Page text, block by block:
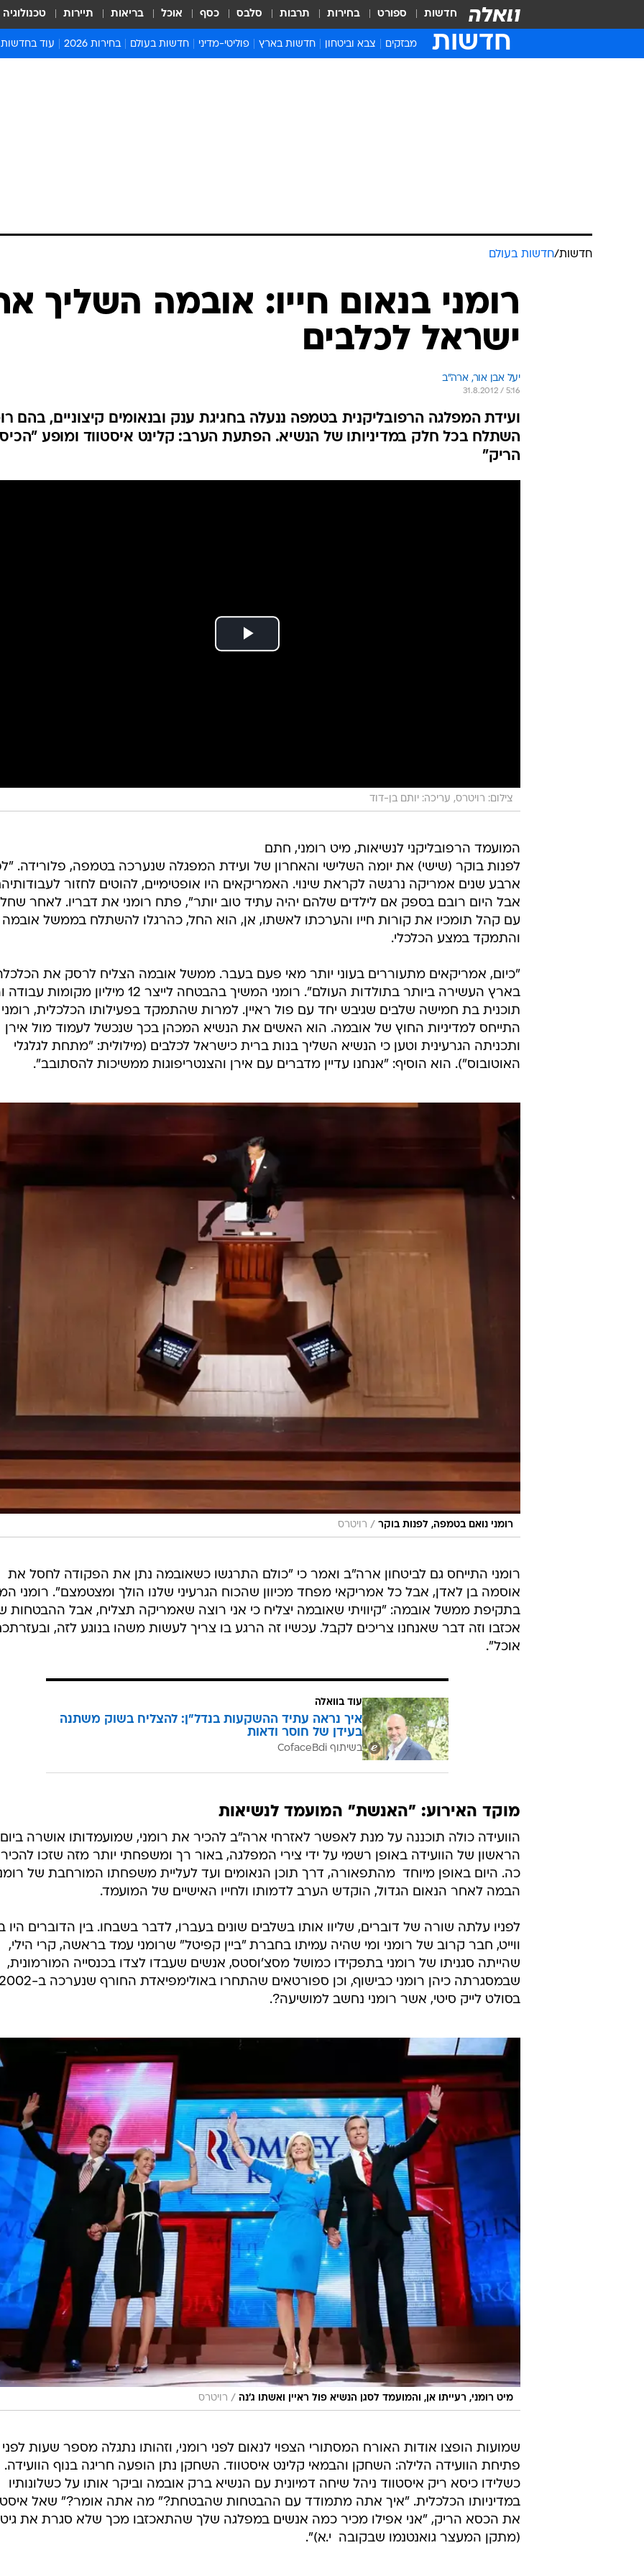
חדשות ספורט בחירות תרבות סלבס כסף אוכל בריאות תיירות טכנולוגיה
חדשות מבזקים צבא וביטחון חדשות בארץ פוליטי-מדיני חדשות בעולם בחירות 2026 עוד בחדשות
חדשות
חדשות/חדשות בעולם
רומני בנאום חייו: אובמה השליך
ישראל לכלבים
יעל אבן אור, ארה"ב
31.8.2012 / 5:16
ועידת המפלגה הרפובליקנית בטמפה ננעלה בחגיגת ענק ובנאומים קיצוניים, בהם
השתלח בכל חלק במדיניותו של הנשיא. הפתעת הערב: קלינט איסטווד ומופע
הריק"
צילום: רויטרס, עריכה: יותם בן-דוד
המועמד הרפובליקני לנשיאות, מיט רומני, חתם
לפנות בוקר (שישי) את יומה השלישי והאחרון של ועידת המפגלה שנערכה בטמפה, פלורידה.
ארבע שנים אמריקה נרגשה לקראת שינוי. האמריקאים היו אופטימיים, להוטים לחזור
אבל היום רובם בספק אם לילדים שלהם יהיה עתיד טוב יותר", פתח רומני את דבריו. לאחר
עם קהל תומכיו את קורות חייו והערכתו לאשתו, אן, הוא החל, כהרגלו להשתלח בממשל אובמה
והתמקד במצע הכלכלי.
"כיום, אמריקאים מתעוררים בעוני יותר מאי פעם בעבר. ממשל אובמה הצליח לרסק את
בארץ העשירה ביותר בתולדות העולם". רומני המשיך בהבטחה לייצר 12 מיליון
תוכנית בת חמישה שלבים שגיבש יחד עם פול ראיין. למרות שהתמקד בפעילותו הכלכלית,
התייחס למדיניות החוץ של אובמה. הוא האשים את הנשיא המכהן בכך שנכשל לעמוד מול אירן
ותכניתה הגרעינית וטען כי הנשיא השליך בנות ברית כישראל לכלבים (מילולית: "מתחת לגלגלי
האוטובוס"). הוא הוסיף: "אנחנו עדיין מדברים עם אירן והצנטריפוגות ממשיכות להסתובב".
רומני נואם בטמפה, לפנות בוקר / רויטרס
רומני התייחס גם לביטחון ארה"ב ואמר כי "כולם התרגשו כשאובמה נתן את הפקודה לחסל את
אוסמה בן לאדן, אבל כל אמריקאי מפחד מכיוון שהכוח הגרעיני שלנו הולך ומצטמצם". רומני
בתקיפת ממשל אובמה: "קיוויתי שאובמה יצליח כי אני רוצה שאמריקה תצליח, אבל ההבטחות
אכזבו וזה דבר שאנחנו צריכים לקבל. עכשיו זה הרגע בו צריך לעשות משהו בנוגע לזה,
אוכל".
עוד בוואלה
איך נראה עתיד ההשקעות בנדל"ן: להצליח בשוק משתנה
בעידן של חוסר ודאות
בשיתוף CofaceBdi
מוקד האירוע: "האנשת" המועמד לנשיאות
הוועידה כולה תוכננה על מנת לאפשר לאזרחי ארה"ב להכיר את רומני, שמועמדותו אושרה ביום
הראשון של הוועידה באופן רשמי על ידי צירי המפלגה, באור רך ומשפחתי יותר מזה שזכו
כה. היום באופן מיוחד  מהתפאורה, דרך תוכן הנאומים ועד לעליית משפחתו המורחבת של
הבמה לאחר הנאום הגדול, הוקדש הערב לדמותו ולחייו האישיים של המועמד.
לפניו עלתה שורה של דוברים, שליוו אותו בשלבים שונים בעברו, לדבר בשבחו. בין הדוברים היו
ווייט, חבר קרוב של רומני ומי שהיה עמיתו בחברת "ביין קפיטל" שרומני עמד בראשה, קרי הילי,
שהייתה סגניתו של רומני בתפקידו כמושל מסצ'וסטס, אנשים שעבדו לצדו בכנסייה המורמונית,
שבמסגרתה כיהן רומני כבישוף, וכן ספורטאים שהתחרו באולימפיאדת החורף
בסולט לייק סיטי, אשר רומני נחשב למושיעה?.
מיט רומני, רעייתו אן, והמועמד לסגן הנשיא פול ראיין ואשתו ג'נה / רויטרס
שמועות הופצו אודות האורח המסתורי הצפוי לנאום לפני רומני, וזהותו נתגלה מספר שעות לפני
פתיחת הוועידה הלילה: השחקן והבמאי קלינט איסטווד. השחקן נתן הופעה חריגה בנוף הוועידה.
כשלידו כיסא ריק איסטווד ניהל שיחה דמיונית עם הנשיא ברק אובמה וביקר אותו על כשלונותיו
במדיניותו הכלכלית. "איך אתה מתמודד עם ההבטחות שהבטחת?" מה אתה אומר?" שאל
את הכסא הריק, "אני אפילו מכיר כמה אנשים במפלגה שלך שהתאכזבו מכך שלא סגרת את
(מתקן המעצר גואנטנמו שבקובה  י.א)".